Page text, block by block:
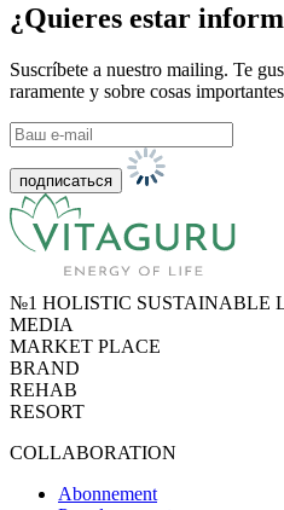
¿Quieres estar
Suscríbete a nuestro mailing. Te
raramente y sobre cosas
№1 HOLISTIC SUSTAINABLE
MEDIA
MARKET PLACE
BRAND
REHAB
RESORT
COLLABORATION
Abonnement